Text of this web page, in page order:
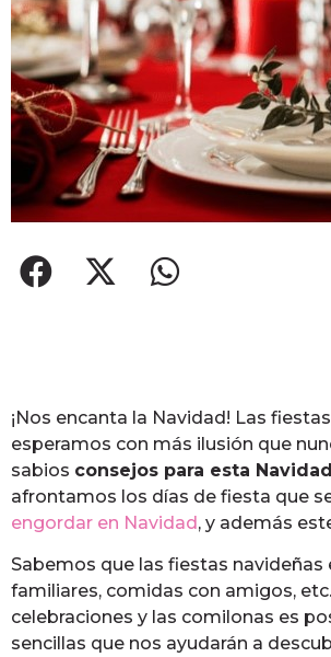
¡Nos encanta la Navidad! Las
esperamos con más ilusión que
sabios consejos para esta Navidad
afrontamos los días de fiesta que
engordar en Navidad, y además
Sabemos que las fiestas
familiares, comidas con amigos,
celebraciones y las comilonas es
sencillas que nos ayudarán a